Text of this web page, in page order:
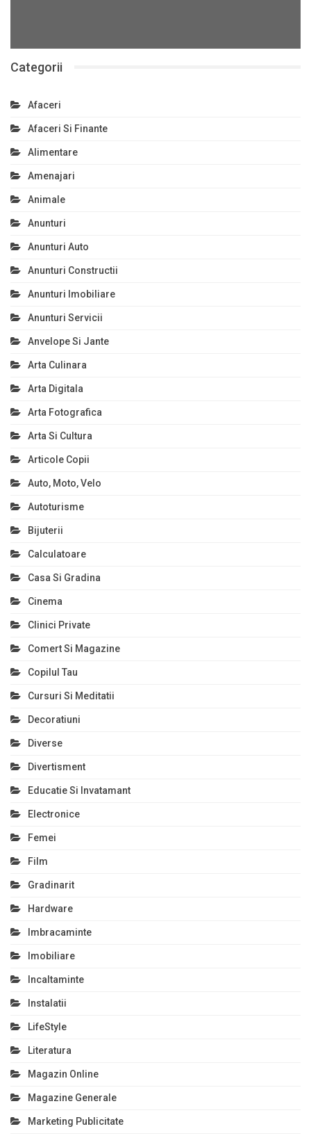
Categorii
Afaceri
Afaceri Si Finante
Alimentare
Amenajari
Animale
Anunturi
Anunturi Auto
Anunturi Constructii
Anunturi Imobiliare
Anunturi Servicii
Anvelope Si Jante
Arta Culinara
Arta Digitala
Arta Fotografica
Arta Si Cultura
Articole Copii
Auto, Moto, Velo
Autoturisme
Bijuterii
Calculatoare
Casa Si Gradina
Cinema
Clinici Private
Comert Si Magazine
Copilul Tau
Cursuri Si Meditatii
Decoratiuni
Diverse
Divertisment
Educatie Si Invatamant
Electronice
Femei
Film
Gradinarit
Hardware
Imbracaminte
Imobiliare
Incaltaminte
Instalatii
LifeStyle
Literatura
Magazin Online
Magazine Generale
Marketing Publicitate